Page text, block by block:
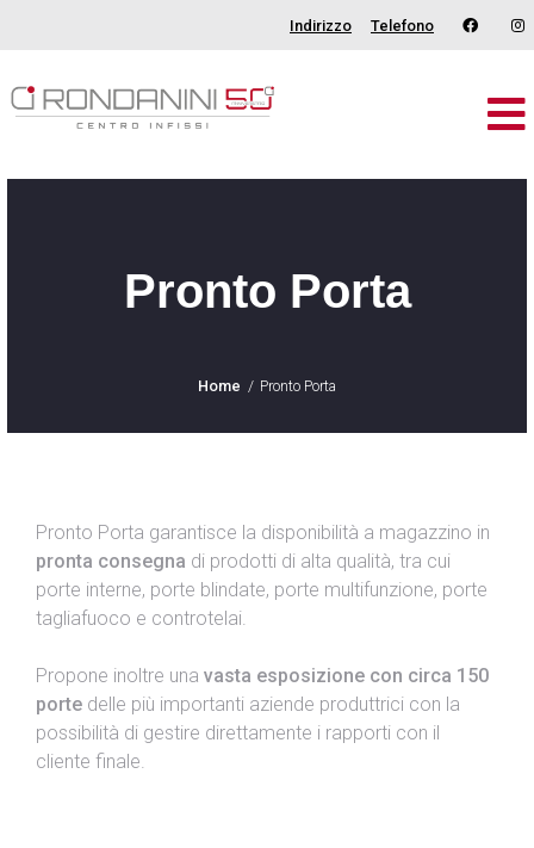
Indirizzo Telefono
Brand
Blog
Contatti
Pronto Porta
Home Pronto Porta
Pronto Porta garantisce la disponibilità a magazzino in
pronta consegna di prodotti di alta qualità, tra cui
porte interne, porte blindate, porte multifunzione, porte
tagliafuoco e controtelai.
Propone inoltre una vasta esposizione con circa 150
porte delle più importanti aziende produttrici con la
possibilità di gestire direttamente i rapporti con il
cliente finale.